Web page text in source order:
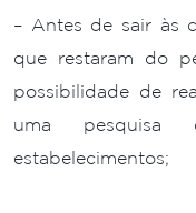
– Antes de sair às
que restaram do
possibilidade de
uma pesquisa
estabelecimentos;